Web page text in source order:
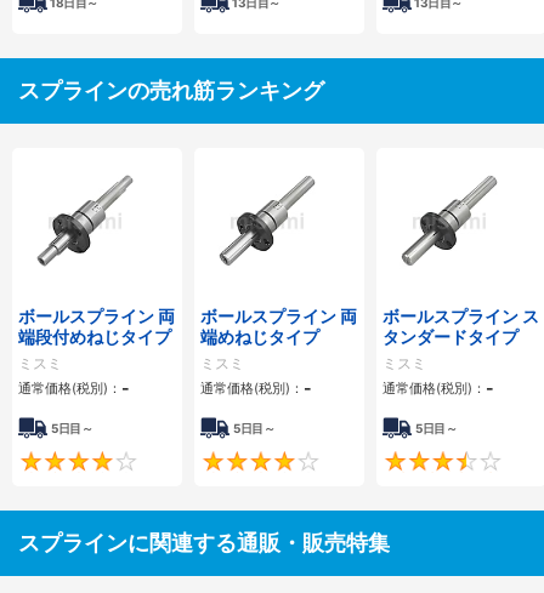
スプラインの売れ筋ランキング
ボールスプライン 両
端段付めねじタイプ
ミスミ
通常価格(税別)： -
5日目～
4
ボールスプライン 両
端めねじタイプ
ミスミ
通常価格(税別)： -
5日目～
4.3
ボールスプライン ス
タンダードタイプ
ミスミ
通常価格(税別)： -
5日目～
スプラインに関連する通販・販売特集